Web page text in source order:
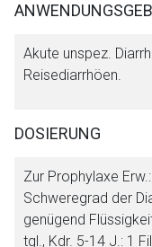
Akute unspez.
Reisediarrhöen.
DOSIERUNG
Zur Prophylaxe
Schweregrad der
genügend
tgl., Kdr. 5-14 J.: 1
Der von Ihnen
Betreiber